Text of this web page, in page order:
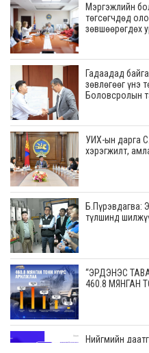
Мэргэжлийн
төгсөгчдөд
зөвшөөрөгдөх
Гадаадад
зөвлөгөөг үнэ
Боловсролын
УИХ-ын дарга
хэрэгжилт,
Б.Пүрэвдагва:
түлшинд
“ЭРДЭНЭС
460.8 МЯНГАН
Нийгмийн